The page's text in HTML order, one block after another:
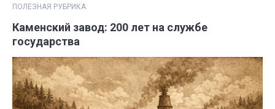
ПОЛЕЗНАЯ РУБРИКА
Каменский завод: 200 лет на службе
государства